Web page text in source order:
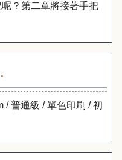
？第二章將接著手把
/ 普通級 / 單色印刷 / 初